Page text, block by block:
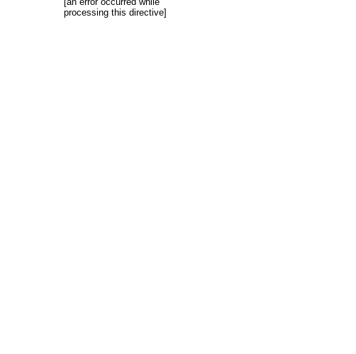
processing this directive]